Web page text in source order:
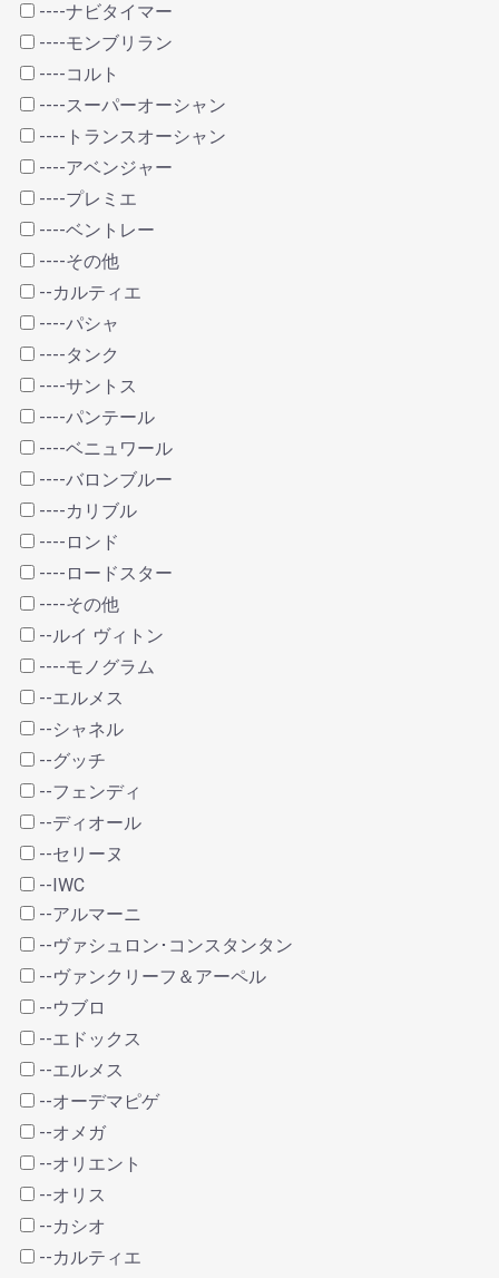
----ナビタイマー
----モンブリラン
----コルト
----スーパーオーシャン
----トランスオーシャン
----アベンジャー
----プレミエ
----ベントレー
----その他
--カルティエ
----パシャ
----タンク
----サントス
----パンテール
----ベニュワール
----バロンブルー
----カリブル
----ロンド
----ロードスター
----その他
--ルイ ヴィトン
----モノグラム
--エルメス
--シャネル
--グッチ
--フェンディ
--ディオール
--セリーヌ
--IWC
--アルマーニ
--ヴァシュロン･コンスタンタン
--ヴァンクリーフ＆アーペル
--ウブロ
--エドックス
--エルメス
--オーデマピゲ
--オメガ
--オリエント
--オリス
--カシオ
--カルティエ